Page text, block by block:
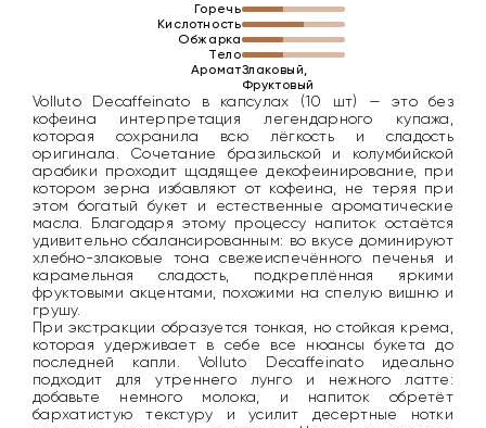
Горечь
Кислотность
Обжарка
Тело
АроматЗлаковый,
Фруктовый
Volluto Decaffeinato в капсулах (10 шт) — это без
кофеина интерпретация легендарного купажа,
которая сохранила всю лёгкость и сладость
оригинала. Сочетание бразильской и колумбийской
арабики проходит щадящее декофеинирование, при
котором зерна избавляют от кофеина, не теряя при
этом богатый букет и естественные ароматические
масла. Благодаря этому процессу напиток остаётся
удивительно сбалансированным: во вкусе доминируют
хлебно-злаковые тона свежеиспечённого печенья и
карамельная сладость, подкреплённая яркими
фруктовыми акцентами, похожими на спелую вишню и
грушу.
При экстракции образуется тонкая, но стойкая крема,
которая удерживает в себе все нюансы букета до
последней капли. Volluto Decaffeinato идеально
подходит для утреннего лунго и нежного латте:
добавьте немного молока, и напиток обретёт
бархатистую текстуру и усилит десертные нотки